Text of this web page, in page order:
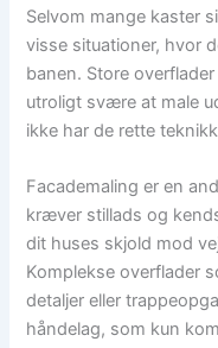
Selvom mange kaster
visse situationer, hvor
banen. Store
utroligt svære at male
ikke har de rette
Facademaling er en
kræver stillads og
dit huses skjold mod
Komplekse overflader
detaljer eller
håndelag, som kun